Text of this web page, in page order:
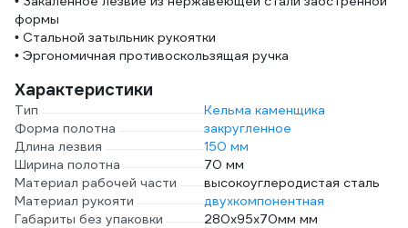
формы
• Стальной затыльник рукоятки
• Эргономичная противоскользящая ручка
Характеристики
Тип
Кельма каменщика
Форма полотна
закругленное
Длина лезвия
150 мм
Ширина полотна
70 мм
Материал рабочей части
высокоуглеродистая сталь
Материал рукояти
двухкомпонентная
Габариты без упаковки
280x95x70мм мм